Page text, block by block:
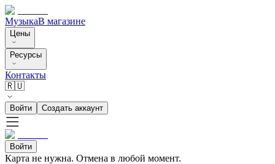
МузыкаВ магазине
Цены
Ресурсы
Контакты
🇷🇺
Войти Создать аккаунт
Войти
Карта не нужна. Отмена в любой момент.